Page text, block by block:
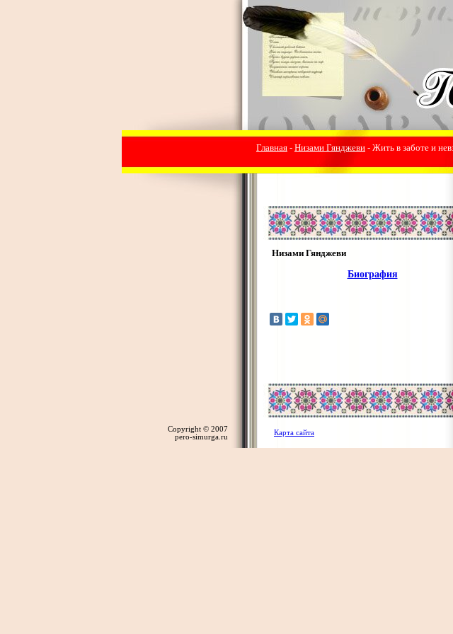
Главная - Низами Гянджеви - Жить в заботе и
Низами Гянджеви
Биография
Copyright © 2007
pero-simurga.ru
Карта сайта